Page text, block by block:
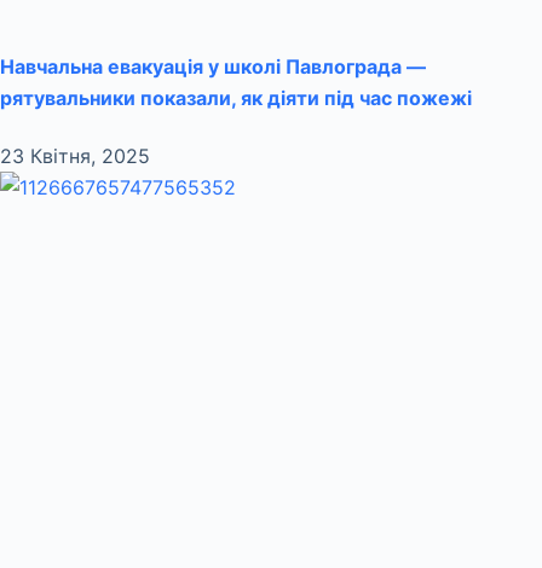
Навчальна евакуація у школі Павлограда —
рятувальники показали, як діяти під час пожежі
23 Квітня, 2025